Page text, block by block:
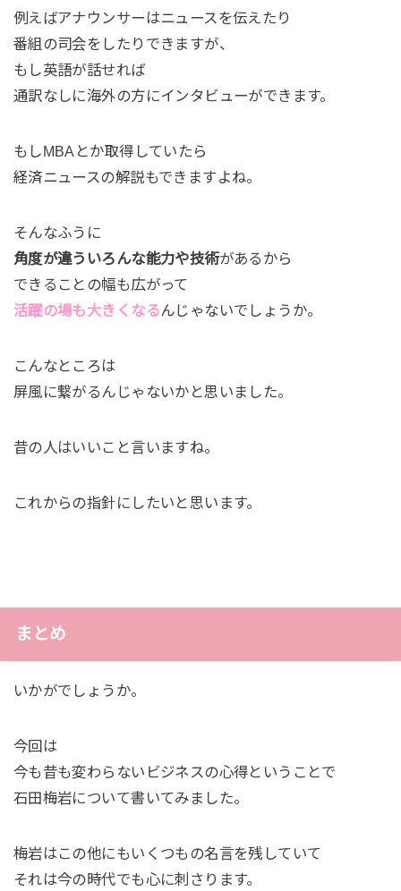
例えばアナウンサーはニュースを伝えたり
番組の司会をしたりできますが、
もし英語が話せれば
通訳なしに海外の方にインタビューができます。
もしMBAとか取得していたら
経済ニュースの解説もできますよね。
そんなふうに
角度が違ういろんな能力や技術があるから
できることの幅も広がって
活躍の場も大きくなるんじゃないでしょうか。
こんなところは
屏風に繋がるんじゃないかと思いました。
昔の人はいいこと言いますね。
これからの指針にしたいと思います。
まとめ
いかがでしょうか。
今回は
今も昔も変わらないビジネスの心得ということで
石田梅岩について書いてみました。
梅岩はこの他にもいくつもの名言を残していて
それは今の時代でも心に刺さります。